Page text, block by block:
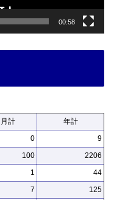
00:58
月計
年計
0
9
100
2206
1
44
7
125